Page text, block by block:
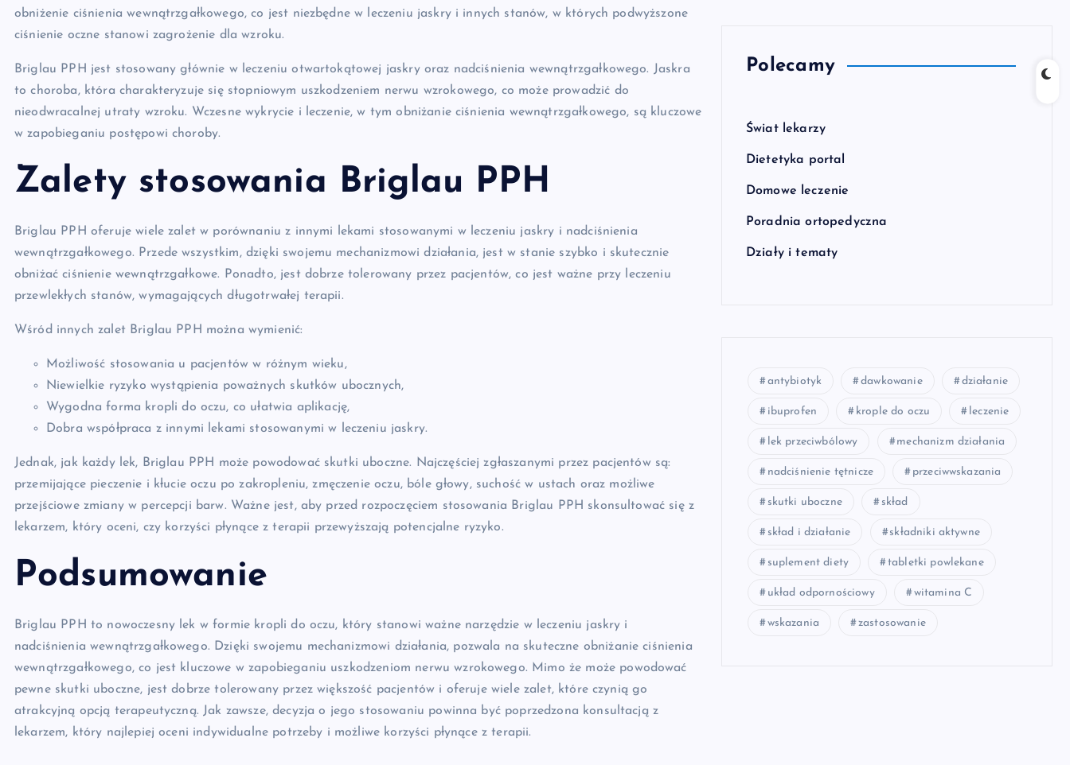
obniżenie ciśnienia wewnątrzgałkowego, co jest niezbędne w leczeniu jaskry i innych stanów, w których podwyższone
ciśnienie oczne stanowi zagrożenie dla wzroku.
Briglau PPH jest stosowany głównie w leczeniu otwartokątowej jaskry oraz nadciśnienia wewnątrzgałkowego. Jaskra
to choroba, która charakteryzuje się stopniowym uszkodzeniem nerwu wzrokowego, co może prowadzić do
nieodwracalnej utraty wzroku. Wczesne wykrycie i leczenie, w tym obniżanie ciśnienia wewnątrzgałkowego, są kluczowe
w zapobieganiu postępowi choroby.
Zalety stosowania Briglau PPH
Briglau PPH oferuje wiele zalet w porównaniu z innymi lekami stosowanymi w leczeniu jaskry i nadciśnienia
wewnątrzgałkowego. Przede wszystkim, dzięki swojemu mechanizmowi działania, jest w stanie szybko i skutecznie
obniżać ciśnienie wewnątrzgałkowe. Ponadto, jest dobrze tolerowany przez pacjentów, co jest ważne przy leczeniu
przewlekłych stanów, wymagających długotrwałej terapii.
Wśród innych zalet Briglau PPH można wymienić:
Możliwość stosowania u pacjentów w różnym wieku,
Niewielkie ryzyko wystąpienia poważnych skutków ubocznych,
Wygodna forma kropli do oczu, co ułatwia aplikację,
Dobra współpraca z innymi lekami stosowanymi w leczeniu jaskry.
Jednak, jak każdy lek, Briglau PPH może powodować skutki uboczne. Najczęściej zgłaszanymi przez pacjentów są:
przemijające pieczenie i kłucie oczu po zakropleniu, zmęczenie oczu, bóle głowy, suchość w ustach oraz możliwe
przejściowe zmiany w percepcji barw. Ważne jest, aby przed rozpoczęciem stosowania Briglau PPH skonsultować się z
lekarzem, który oceni, czy korzyści płynące z terapii przewyższają potencjalne ryzyko.
Podsumowanie
Briglau PPH to nowoczesny lek w formie kropli do oczu, który stanowi ważne narzędzie w leczeniu jaskry i
nadciśnienia wewnątrzgałkowego. Dzięki swojemu mechanizmowi działania, pozwala na skuteczne obniżanie ciśnienia
wewnątrzgałkowego, co jest kluczowe w zapobieganiu uszkodzeniom nerwu wzrokowego. Mimo że może powodować
pewne skutki uboczne, jest dobrze tolerowany przez większość pacjentów i oferuje wiele zalet, które czynią go
atrakcyjną opcją terapeutyczną. Jak zawsze, decyzja o jego stosowaniu powinna być poprzedzona konsultacją z
lekarzem, który najlepiej oceni indywidualne potrzeby i możliwe korzyści płynące z terapii.
Polecamy
Świat lekarzy
Dietetyka portal
Domowe leczenie
Poradnia ortopedyczna
Działy i tematy
antybiotyk dawkowanie działanie
ibuprofen krople do oczu leczenie
lek przeciwbólowy mechanizm działania
nadciśnienie tętnicze przeciwwskazania
skutki uboczne skład
skład i działanie składniki aktywne
suplement diety tabletki powlekane
układ odpornościowy witamina C
wskazania zastosowanie